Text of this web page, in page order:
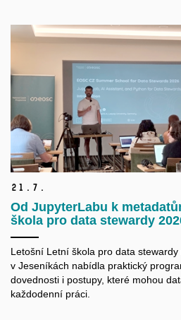
21. 7.
Od JupyterLabu k
škola pro data stewardy
Letošní Letní škola pro data stewardy
v Jeseníkách nabídla praktický
dovednosti i postupy, které mohou
každodenní práci.